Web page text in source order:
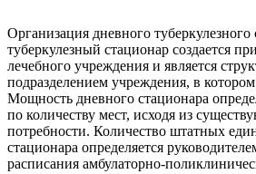
Организация дневного
туберкулезный стационар создается
лечебного учреждения и является
подразделением учреждения, в котором
Мощность дневного стационара
по количеству мест, исходя из
потребности. Количество штатных
стационара определяется
расписания амбулаторно-